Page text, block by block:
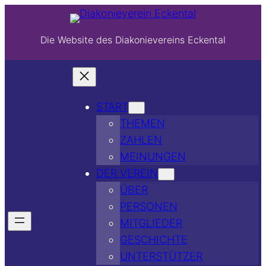
Die Website des Diakonievereins Eckental
START
THEMEN
ZAHLEN
MEINUNGEN
DER VEREIN
ÜBER
PERSONEN
MITGLIEDER
GESCHICHTE
UNTERSTÜTZER